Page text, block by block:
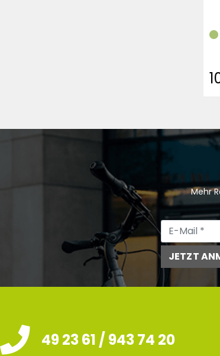
Mehr
JETZT
49 23 61 / 943 74 20